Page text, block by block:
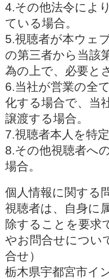
4.その他法令によ
ている場合。
5.視聴者が本ウェ
の第三者から当該
為の上で、必要と
6.当社が営業の全
化する場合で、当
譲渡する場合。
7.視聴者本人を特
8.その他視聴者へ
場合。
個人情報に関する
視聴者は、自身に
除することを要求
やお問合せについ
合せ）
栃木県宇都宮市イ